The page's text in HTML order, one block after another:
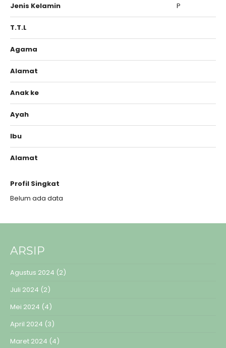
Jenis Kelamin P
T.T.L
Agama
Alamat
Anak ke
Ayah
Ibu
Alamat
Profil Singkat
Belum ada data
ARSIP
Agustus 2024 (2)
Juli 2024 (2)
Mei 2024 (4)
April 2024 (3)
Maret 2024 (4)